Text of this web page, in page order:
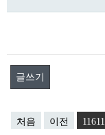
글쓰기
처음 이전 11611